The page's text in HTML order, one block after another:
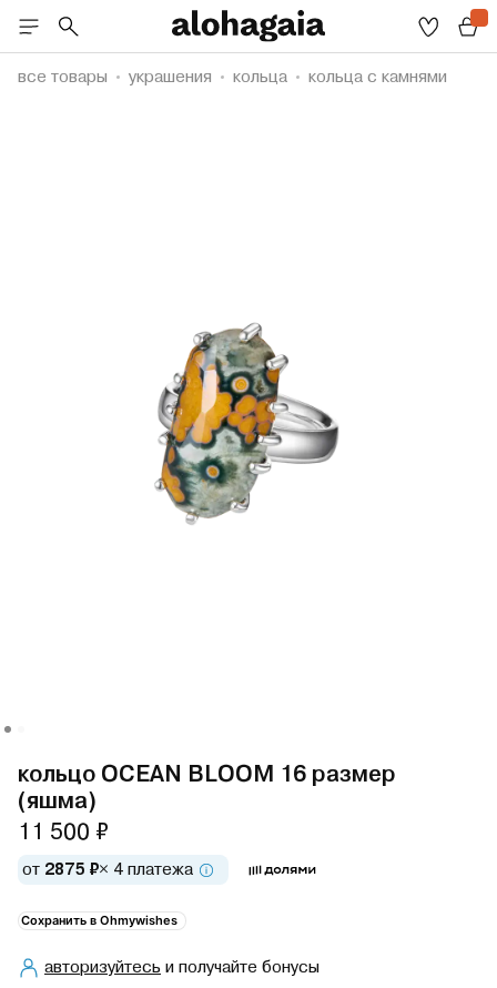
все товары украшения кольца кольца с камнями
кольцо OCEAN BLOOM 16 размер
(яшма)
11 500 ₽
от 2875 ₽× 4 платежа
Сохранить в Ohmywishes
авторизуйтесьи получайте бонусы